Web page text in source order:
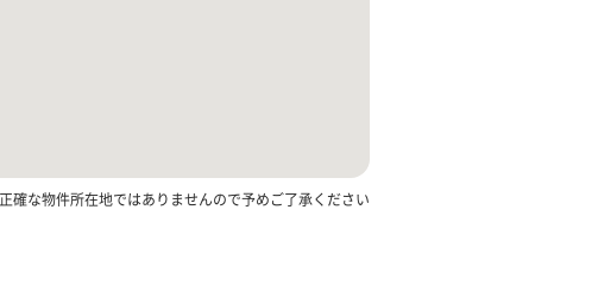
な物件所在地ではありませんので予めご了承ください